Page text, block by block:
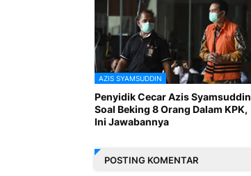
AZIS SYAMSUDDIN
Penyidik Cecar Azis Syamsuddin
Soal Beking 8 Orang Dalam KPK,
Ini Jawabannya
POSTING KOMENTAR